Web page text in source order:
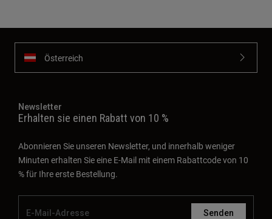
Österreich
Newsletter
Erhalten sie einen Rabatt von 10 %
Abonnieren Sie unseren Newsletter, und innerhalb weniger
Minuten erhalten Sie eine E-Mail mit einem Rabattcode von 10
% für Ihre erste Bestellung.
Senden